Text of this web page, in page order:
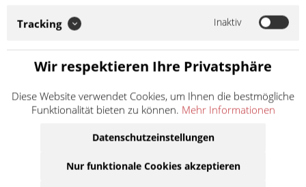
steht. KMP italiana setzt zudem auf europäische
Materialqualität und Herstellung. So...
8,90 € *
Inhalt:1
inkl. MwSt.zzgl. Versandkosten
Lieferzeit ca. 1 Werktag
In denWarenkorb
Tracking Inaktiv
Wir respektieren Ihre Privatsphäre
Diese Website verwendet Cookies, um Ihnen die bestmögliche
Funktionalität bieten zu können. Mehr Informationen
Datenschutzeinstellungen
Nur funktionale Cookies akzeptieren